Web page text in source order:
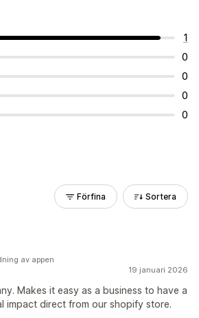
1
0
0
0
0
Förfina Sortera
19 januari 2026
Makes it easy as a business to have a
impact direct from our shopify store.
av appen